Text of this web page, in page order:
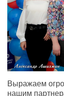
Выражаем
нашим